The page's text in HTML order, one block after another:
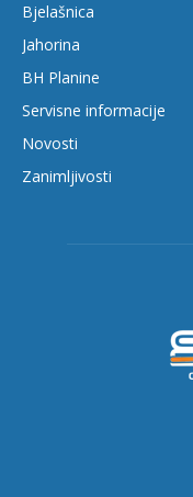
Bjelašnica
Jahorina
BH Planine
Servisne informacije
Novosti
Zanimljivosti